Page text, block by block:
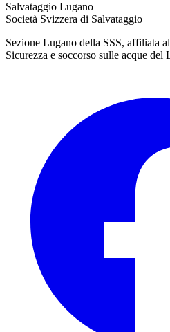
Salvataggio Lugano
Società Svizzera di Salvataggio
Sezione Lugano della SSS, affiliata
Sicurezza e soccorso sulle acque del